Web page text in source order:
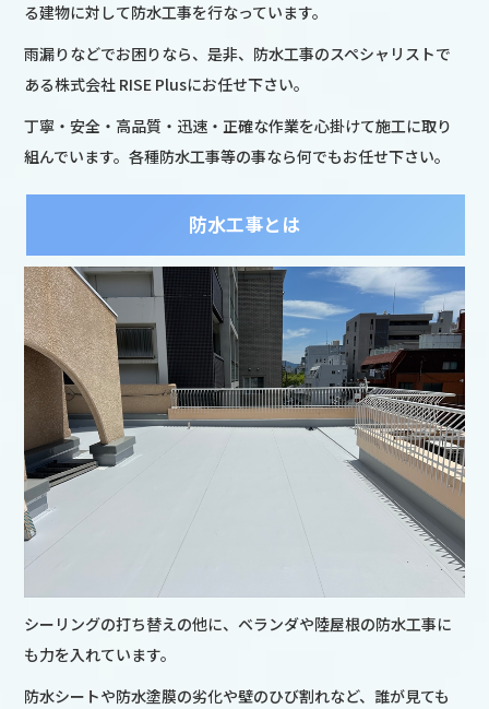
る建物に対して防水工事を行なっています。
雨漏りなどでお困りなら、是非、防水工事のスペシャリストで
ある株式会社 RISE Plusにお任せ下さい。
丁寧・安全・高品質・迅速・正確な作業を心掛けて施工に取り
組んでいます。各種防水工事等の事なら何でもお任せ下さい。
防水工事とは
シーリングの打ち替えの他に、ベランダや陸屋根の防水工事に
も力を入れています。
防水シートや防水塗膜の劣化や壁のひび割れなど、誰が見ても